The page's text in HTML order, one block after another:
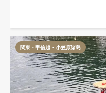
関東・甲信越・小笠原諸島